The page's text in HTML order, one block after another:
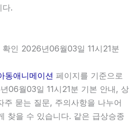
다.
인 2026년06월03일 11시21분
동애니메이션 페이지를 기준으로
06월03일 11시21분 기본 안내, 상
주 묻는 질문, 주의사항을 나누어
찾을 수 있습니다. 같은 급상승종